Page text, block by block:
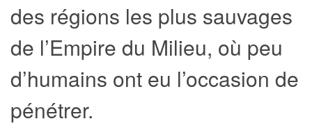
des régions les plus sauvages
de l’Empire du Milieu, où peu
d’humains ont eu l’occasion de
pénétrer.